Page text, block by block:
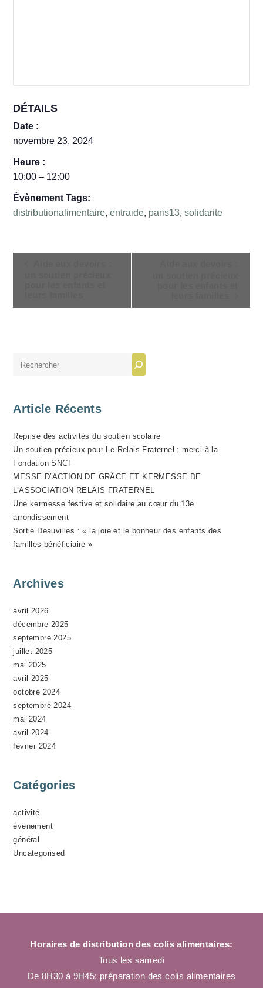
DÉTAILS
Date :
novembre 23, 2024
Heure :
10:00 – 12:00
Évènement Tags:
distributionalimentaire,entraide, paris13,solidarite
I
N
V
È
N
E
M
E
N
T
Article Récents
Reprise des activités du soutien scolaire
Un soutien précieux pour Le Relais Fraternel : merci à la
Fondation SNCF
MESSE D’ACTION DE GRÂCE ET KERMESSE DE
L’ASSOCIATION RELAIS FRATERNEL
Une kermesse festive et solidaire au cœur du 13e
arrondissement
Sortie Deauvilles : « la joie et le bonheur des enfants des
familles bénéficiaire »
Archives
avril 2026
décembre 2025
septembre 2025
juillet 2025
mai 2025
avril 2025
octobre 2024
septembre 2024
mai 2024
avril 2024
février 2024
Catégories
activité
évenement
général
Uncategorised
Horaires de distribution des colis alimentaires:
Tous les samedi
De 8H30 à 9H45: préparation des colis alimentaires